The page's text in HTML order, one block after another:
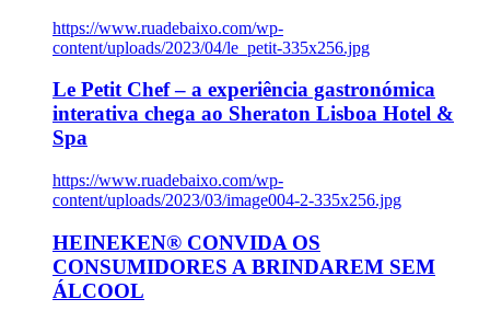
https://www.ruadebaixo.com/wp-
content/uploads/2023/04/le_petit-335x256.jpg
Le Petit Chef – a experiência gastronómica
interativa chega ao Sheraton Lisboa Hotel &
Spa
https://www.ruadebaixo.com/wp-
content/uploads/2023/03/image004-2-335x256.jpg
HEINEKEN® CONVIDA OS
CONSUMIDORES A BRINDAREM SEM
ÁLCOOL